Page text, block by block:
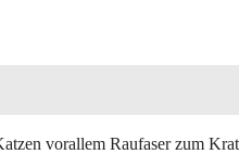
vorallem Raufaser zum